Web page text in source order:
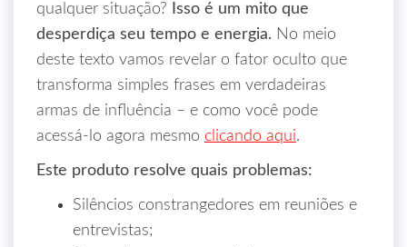
qualquer situação?
Isso é um mito que
desperdiça seu tempo e energia. No meio
deste texto vamos revelar o fator oculto que
transforma simples frases em verdadeiras
armas de influência – e como você pode
acessá‑lo agora mesmo clicando aqui.
Este produto resolve quais problemas:
Silêncios constrangedores em reuniões e
entrevistas;